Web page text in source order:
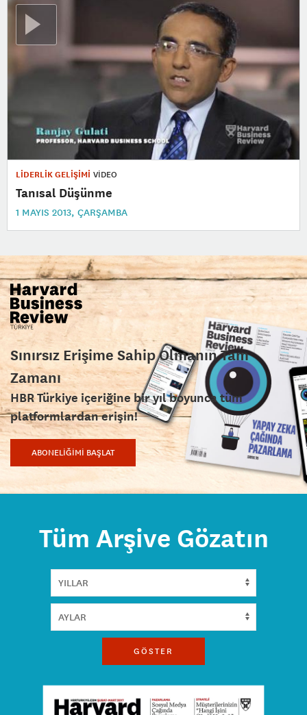
LİDERLİK GELİŞİMİ VİDEO
Tanısal Düşünme
1 MAYIS 2013, ÇARŞAMBA
Sınırsız Erişime Sahip Olmanın Tam
Zamanı
HBR Türkiye içeriğine bir yıl boyunca tüm
platformlardan erişin!
ABONELİĞİMİ BAŞLAT
Tüm Arşive Gözatın
GÖSTER